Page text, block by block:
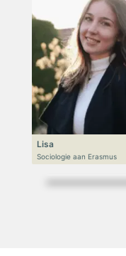
Lisa
Sociologie aan Erasmus